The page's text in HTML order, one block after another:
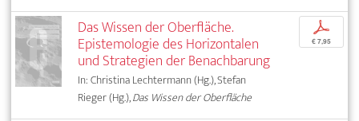
Das Wissen der Oberfläche.
Epistemologie des Horizontalen
und Strategien der Benachbarung
In: Christina Lechtermann (Hg.), Stefan
Rieger (Hg.),Das Wissen der Oberfläche
p
€ 7,95